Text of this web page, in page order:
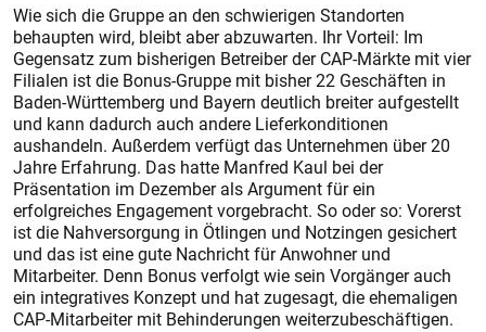
Wie sich die Gruppe an den schwierigen Standorten
behaupten wird, bleibt aber abzuwarten. Ihr Vorteil: Im
Gegensatz zum bisherigen Betreiber der CAP-Märkte mit vier
Filialen ist die Bonus-Gruppe mit bisher 22 Geschäften in
Baden-Württemberg und Bayern deutlich breiter aufgestellt
und kann dadurch auch andere Lieferkonditionen
aushandeln. Außerdem verfügt das Unternehmen über 20
Jahre Erfahrung. Das hatte Manfred Kaul bei der
Präsentation im Dezember als Argument für ein
erfolgreiches Engagement vorgebracht. So oder so: Vorerst
ist die Nahversorgung in Ötlingen und Notzingen gesichert
und das ist eine gute Nachricht für Anwohner und
Mitarbeiter. Denn Bonus verfolgt wie sein Vorgänger auch
ein integratives Konzept und hat zugesagt, die ehemaligen
CAP-Mitarbeiter mit Behinderungen weiterzubeschäftigen.